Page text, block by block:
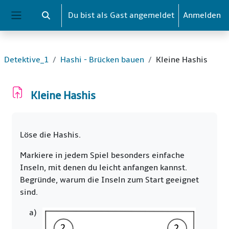
Zum Hauptinhalt
Website-Übersicht
Sucheingabe umschalten
Du bist als Gast angemeldet Anmelden
Detektive_1 Hashi - Brücken bauen Kleine Hashis
Kleine Hashis
Löse die Hashis.
Markiere in jedem Spiel besonders einfache
Inseln, mit denen du leicht anfangen kannst.
Begründe, warum die Inseln zum Start geeignet
sind.
a)